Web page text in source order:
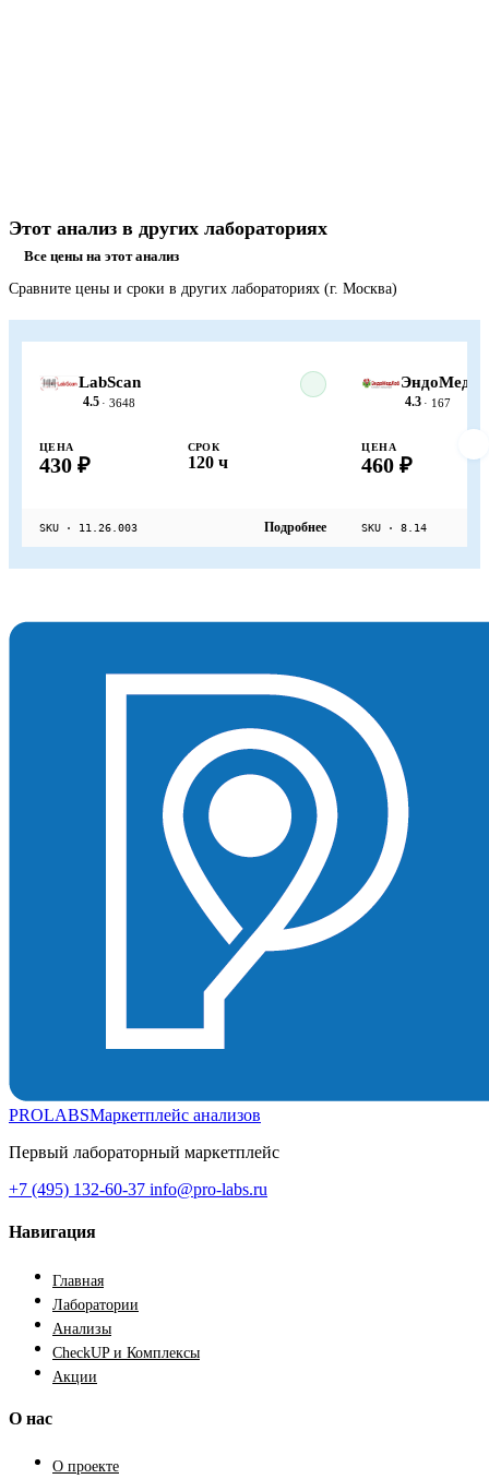
Этот анализ в других лабораториях
Все цены на этот анализ
Сравните цены и сроки в других лабораториях (г. Москва)
LabScan
4.5 · 3648
ЦЕНА
430 ₽
СРОК
120 ч
SKU · 11.26.003 Подробнее
4.3 · 167
ЦЕНА
460 ₽
SKU · 8.14
PROLABSМаркетплейс анализов
Первый лабораторный маркетплейс
+7 (495) 132-60-37 info@pro-labs.ru
Навигация
Главная
Лаборатории
Анализы
CheckUP и Комплексы
Акции
О нас
О проекте